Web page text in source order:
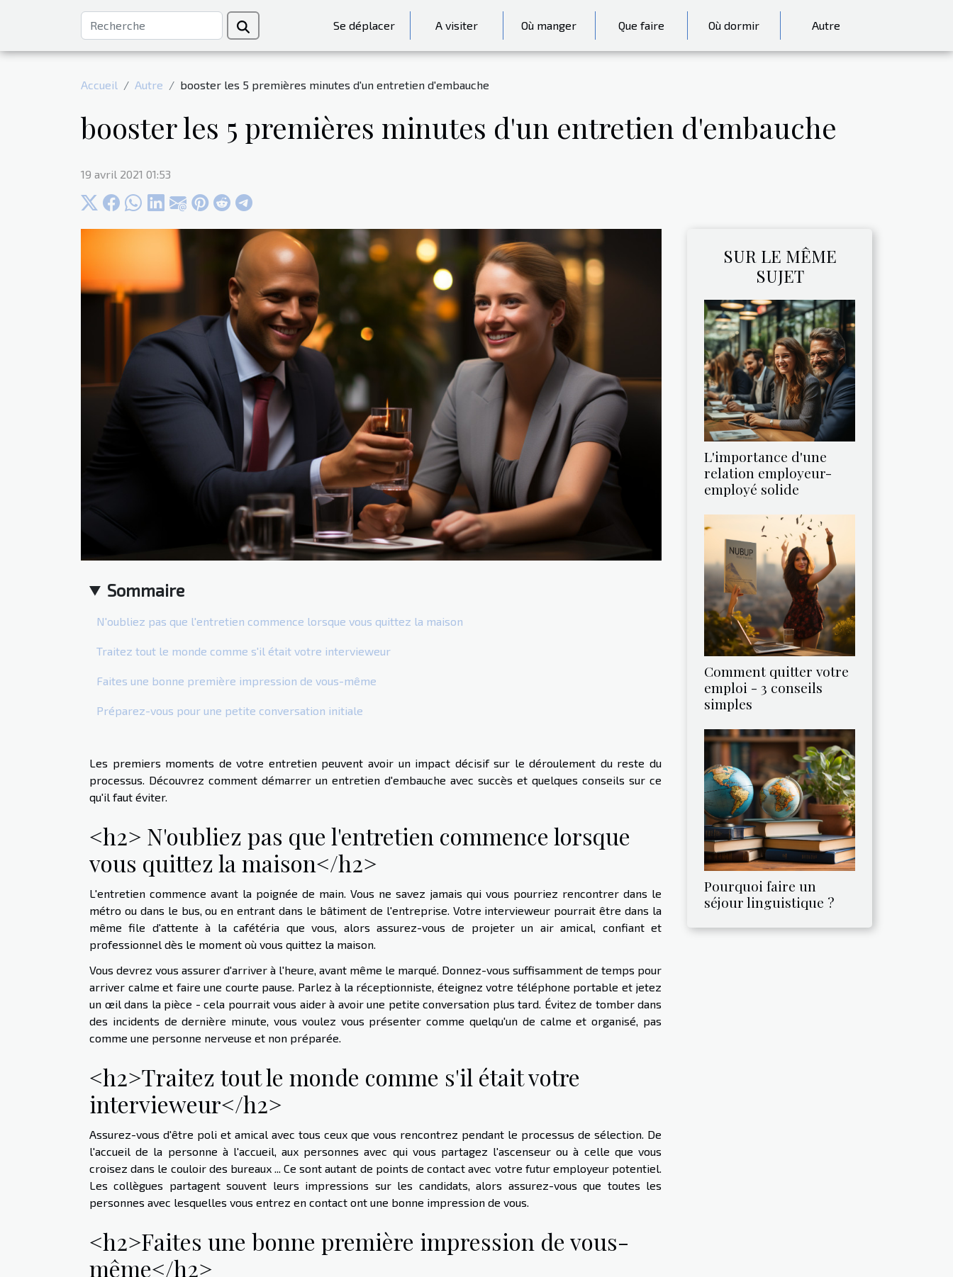
Se déplacer A visiter Où manger Que faire Où dormir Autre
Accueil Autre booster les 5 premières minutes d'un entretien d'embauche
booster les 5 premières minutes d'un entretien d'embauche
19 avril 2021 01:53
Sommaire
N'oubliez pas que l'entretien commence lorsque vous quittez la maison
Traitez tout le monde comme s'il était votre intervieweur
Faites une bonne première impression de vous-même
Préparez-vous pour une petite conversation initiale
Les premiers moments de votre entretien peuvent avoir un impact décisif sur le déroulement du reste du
processus. Découvrez comment démarrer un entretien d'embauche avec succès et quelques conseils sur ce
qu'il faut éviter.
<h2> N'oubliez pas que l'entretien commence lorsque
vous quittez la maison</h2>
L'entretien commence avant la poignée de main. Vous ne savez jamais qui vous pourriez rencontrer dans le
métro ou dans le bus, ou en entrant dans le bâtiment de l'entreprise. Votre intervieweur pourrait être dans la
même file d'attente à la cafétéria que vous, alors assurez-vous de projeter un air amical, confiant et
professionnel dès le moment où vous quittez la maison.
Vous devrez vous assurer d'arriver à l'heure, avant même le marqué. Donnez-vous suffisamment de temps pour
arriver calme et faire une courte pause. Parlez à la réceptionniste, éteignez votre téléphone portable et jetez
un œil dans la pièce - cela pourrait vous aider à avoir une petite conversation plus tard. Évitez de tomber dans
des incidents de dernière minute, vous voulez vous présenter comme quelqu'un de calme et organisé, pas
comme une personne nerveuse et non préparée.
<h2>Traitez tout le monde comme s'il était votre
intervieweur</h2>
Assurez-vous d'être poli et amical avec tous ceux que vous rencontrez pendant le processus de sélection. De
l'accueil de la personne à l'accueil, aux personnes avec qui vous partagez l'ascenseur ou à celle que vous
croisez dans le couloir des bureaux ... Ce sont autant de points de contact avec votre futur employeur potentiel.
Les collègues partagent souvent leurs impressions sur les candidats, alors assurez-vous que toutes les
personnes avec lesquelles vous entrez en contact ont une bonne impression de vous.
<h2>Faites une bonne première impression de vous-
même</h2>
SUR LE MÊME
SUJET
L'importance d'une
relation employeur-
employé solide
Comment quitter votre
emploi - 3 conseils
simples
Pourquoi faire un
séjour linguistique ?